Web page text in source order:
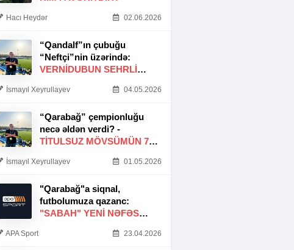
Hacı Heydər 02.06.2026
“Qandalf”ın çubuğu
“Neftçi”nin üzərində:
VERNİDUBUN SEHRLİ
İsmayıl Xeyrullayev 04.05.2026
“Qarabağ” çempionluğu
necə əldən verdi? -
TITULSUZ MÖVSÜMÜN 7
İsmayıl Xeyrullayev 01.05.2026
"Qarabağ"a siqnal,
futbolumuza qazanc:
"SABAH" YENI NƏFƏS
APA Sport 23.04.2026